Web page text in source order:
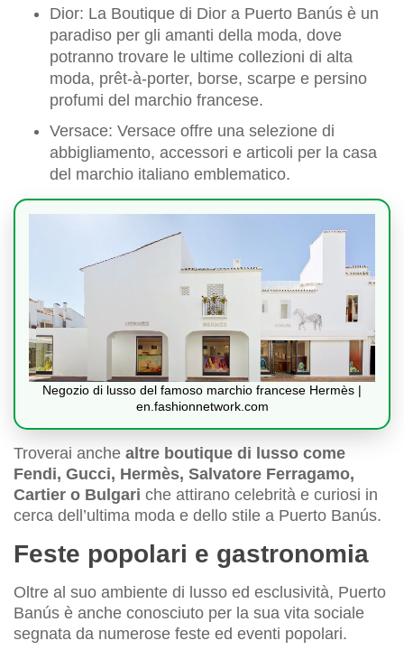
Dior: La Boutique di Dior a Puerto Banús è un
paradiso per gli amanti della moda, dove
potranno trovare le ultime collezioni di alta
moda, prêt-à-porter, borse, scarpe e persino
profumi del marchio francese.
Versace: Versace offre una selezione di
abbigliamento, accessori e articoli per la casa
del marchio italiano emblematico.
Negozio di lusso del famoso marchio francese Hermès |
en.fashionnetwork.com
Troverai anche altre boutique di lusso come
Fendi, Gucci, Hermès, Salvatore Ferragamo,
Cartier o Bulgari che attirano celebrità e curiosi in
cerca dell’ultima moda e dello stile a Puerto Banús.
Feste popolari e gastronomia
Oltre al suo ambiente di lusso ed esclusività, Puerto
Banús è anche conosciuto per la sua vita sociale
segnata da numerose feste ed eventi popolari.